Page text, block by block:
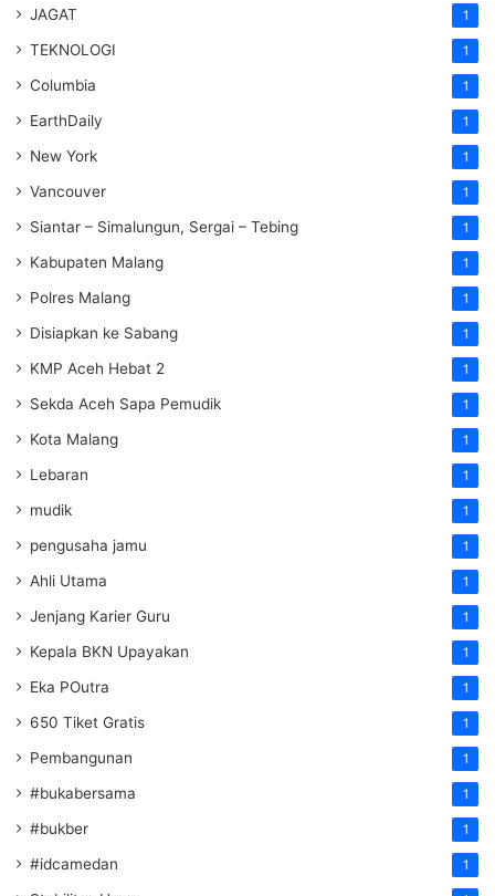
JAGAT 1
TEKNOLOGI 1
Columbia 1
EarthDaily 1
New York 1
Vancouver 1
Siantar – Simalungun, Sergai – Tebing 1
Kabupaten Malang 1
Polres Malang 1
Disiapkan ke Sabang 1
KMP Aceh Hebat 2 1
Sekda Aceh Sapa Pemudik 1
Kota Malang 1
Lebaran 1
mudik 1
pengusaha jamu 1
Ahli Utama 1
Jenjang Karier Guru 1
Kepala BKN Upayakan 1
Eka POutra 1
650 Tiket Gratis 1
Pembangunan 1
#bukabersama 1
#bukber 1
#idcamedan 1